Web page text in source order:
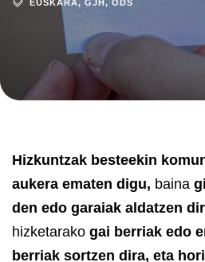
EUSKARA, GJH, ODS
Hizkuntzak besteekin
aukera ematen digu, baina
den edo garaiak aldatzen
hizketarako gai berriak edo
berriak sortzen dira, eta